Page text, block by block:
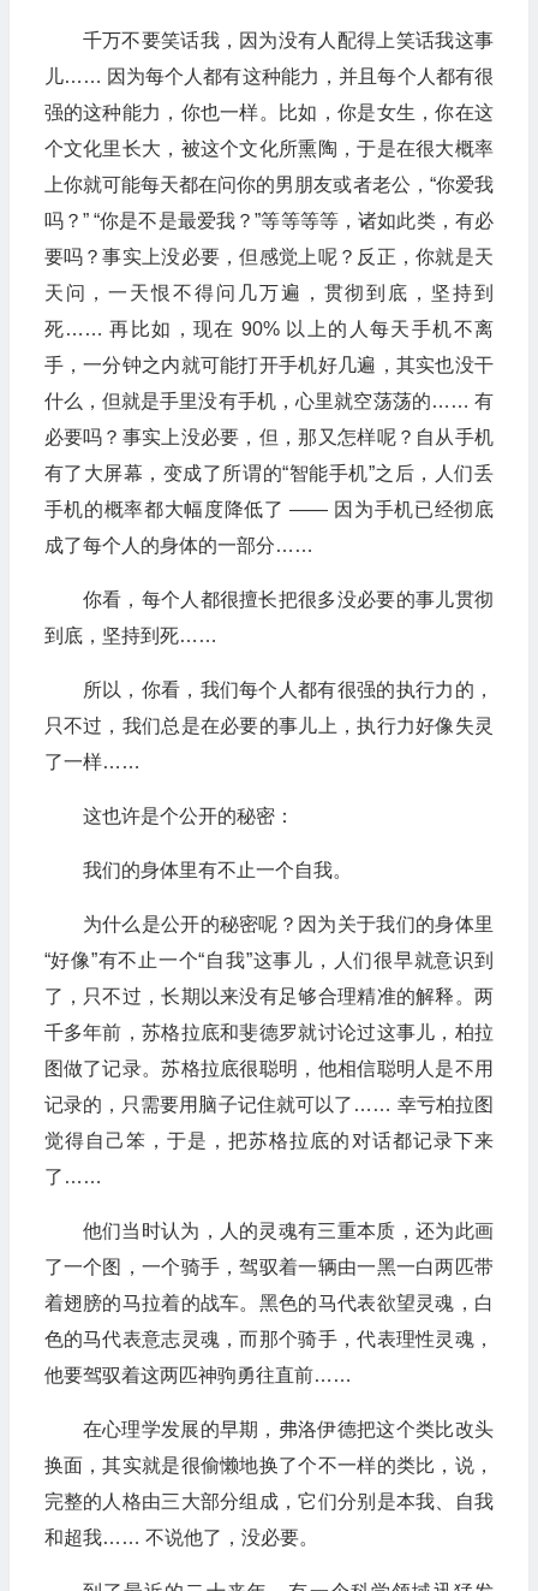
千万不要笑话我，因为没有人配得上笑话我这事
儿…… 因为每个人都有这种能力，并且每个人都有很
强的这种能力，你也一样。比如，你是女生，你在这
个文化里长大，被这个文化所熏陶，于是在很大概率
上你就可能每天都在问你的男朋友或者老公，“你爱我
吗？” “你是不是最爱我？”等等等等，诸如此类，有必
要吗？事实上没必要，但感觉上呢？反正，你就是天
天问，一天恨不得问几万遍，贯彻到底，坚持到
死…… 再比如，现在 90% 以上的人每天手机不离
手，一分钟之内就可能打开手机好几遍，其实也没干
什么，但就是手里没有手机，心里就空荡荡的…… 有
必要吗？事实上没必要，但，那又怎样呢？自从手机
有了大屏幕，变成了所谓的“智能手机”之后，人们丢
手机的概率都大幅度降低了 —— 因为手机已经彻底
成了每个人的身体的一部分……
你看，每个人都很擅长把很多没必要的事儿贯彻
到底，坚持到死……
所以，你看，我们每个人都有很强的执行力的，
只不过，我们总是在必要的事儿上，执行力好像失灵
了一样……
这也许是个公开的秘密：
我们的身体里有不止一个自我。
为什么是公开的秘密呢？因为关于我们的身体里
“好像”有不止一个“自我”这事儿，人们很早就意识到
了，只不过，长期以来没有足够合理精准的解释。两
千多年前，苏格拉底和斐德罗就讨论过这事儿，柏拉
图做了记录。苏格拉底很聪明，他相信聪明人是不用
记录的，只需要用脑子记住就可以了…… 幸亏柏拉图
觉得自己笨，于是，把苏格拉底的对话都记录下来
了……
他们当时认为，人的灵魂有三重本质，还为此画
了一个图，一个骑手，驾驭着一辆由一黑一白两匹带
着翅膀的马拉着的战车。黑色的马代表欲望灵魂，白
色的马代表意志灵魂，而那个骑手，代表理性灵魂，
他要驾驭着这两匹神驹勇往直前……
在心理学发展的早期，弗洛伊德把这个类比改头
换面，其实就是很偷懒地换了个不一样的类比，说，
完整的人格由三大部分组成，它们分别是本我、自我
和超我…… 不说他了，没必要。